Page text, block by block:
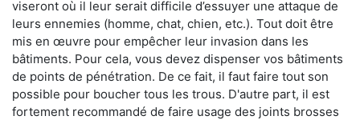
viseront où il leur serait difficile d’essuyer une attaque de
leurs ennemies (homme, chat, chien, etc.). Tout doit être
mis en œuvre pour empêcher leur invasion dans les
bâtiments. Pour cela, vous devez dispenser vos bâtiments
de points de pénétration. De ce fait, il faut faire tout son
possible pour boucher tous les trous. D'autre part, il est
fortement recommandé de faire usage des joints brosses